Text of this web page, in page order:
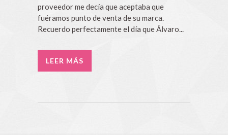
proveedor me decía que aceptaba que
fuéramos punto de venta de su marca.
Recuerdo perfectamente el día que Álvaro...
LEER MÁS